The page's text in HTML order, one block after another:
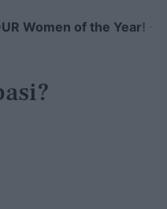
Women of the Year! -